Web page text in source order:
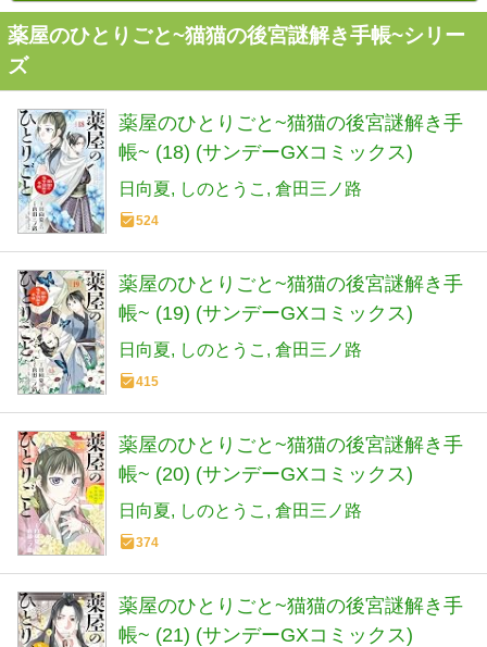
薬屋のひとりごと~猫猫の後宮謎解き手帳~シリー
ズ
薬屋のひとりごと~猫猫の後宮謎解き手
帳~ (18) (サンデーGXコミックス)
日向夏 しのとうこ 倉田三ノ路
524
薬屋のひとりごと~猫猫の後宮謎解き手
帳~ (19) (サンデーGXコミックス)
日向夏 しのとうこ 倉田三ノ路
415
薬屋のひとりごと~猫猫の後宮謎解き手
帳~ (20) (サンデーGXコミックス)
日向夏 しのとうこ 倉田三ノ路
374
薬屋のひとりごと~猫猫の後宮謎解き手
帳~ (21) (サンデーGXコミックス)